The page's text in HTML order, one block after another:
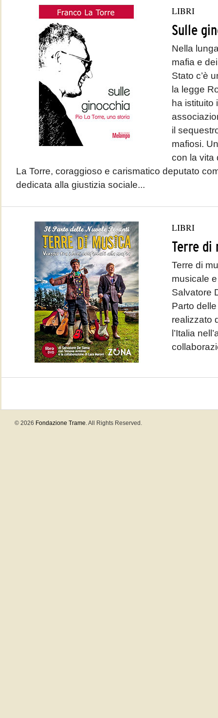
LIBRI
Sulle
Nella
mafia e
Stato c’è
la legge
ha istituito
il
mafiosi.
con la vita
La Torre, coraggioso e carismatico deputato
dedicata alla giustizia sociale...
LIBRI
Terre di
Terre di
musicale
Salvatore
Parto
realizzato
l’Italia
© 2026 Fondazione Trame. All Rights Reserved.